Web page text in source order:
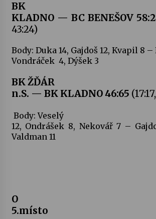
BK
KLADNO — BC BENEŠOV
43:24)
Body: Duka 14, Gajdoš 12, Kvapil 8
Vondráček 4, Dýšek 3
BK ŽĎÁR
n.S. — BK KLADNO 46:65
Body: Veselý
12, Ondrášek 8, Nekovář 7 –
Valdman 11
O
5.místo